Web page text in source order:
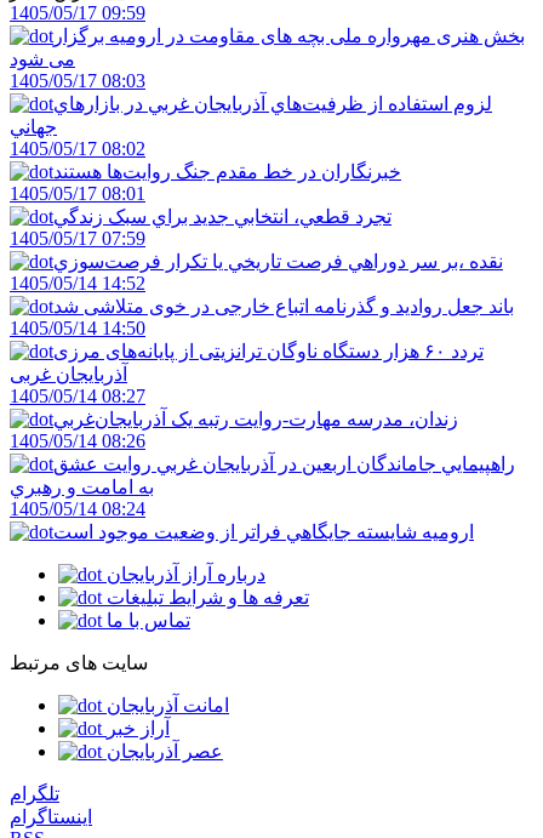
1405/05/17 09:59
بخش هنری مهرواره ملی بچه های مقاومت در ارومیه برگزار
می شود
1405/05/17 08:03
لزوم استفاده از ظرفيت‌هاي آذربايجان غربي در بازارهاي
جهاني
1405/05/17 08:02
خبرنگاران در خط مقدم جنگ روايت‌ها هستند
1405/05/17 08:01
تجرد قطعي، انتخابي جديد براي سبک زندگي
1405/05/17 07:59
نقده ،بر سر دوراهي فرصت تاريخي يا تکرار فرصت‌سوزي
1405/05/14 14:52
باند جعل روادید و گذرنامه اتباع خارجی در خوی متلاشی شد
1405/05/14 14:50
تردد ۶۰ هزار دستگاه ناوگان ترانزیتی از پایانه‌های مرزی
آذربایجان ‌غربی
1405/05/14 08:27
زندان، مدرسه مهارت-روايت رتبه يک آذربايجان‌غربي
1405/05/14 08:26
راهپيمايي جاماندگان اربعين در آذربايجان غربي روايت عشق
به امامت و رهبري
1405/05/14 08:24
اروميه شايسته جايگاهي فراتر از وضعيت موجود است
درباره آراز آذربایجان
تعرفه ها و شرایط تبلیغات
تماس با ما
سایت های مرتبط
امانت آذربایجان
آراز خبر
عصر آذربایجان
تلگرام
اینستاگرام